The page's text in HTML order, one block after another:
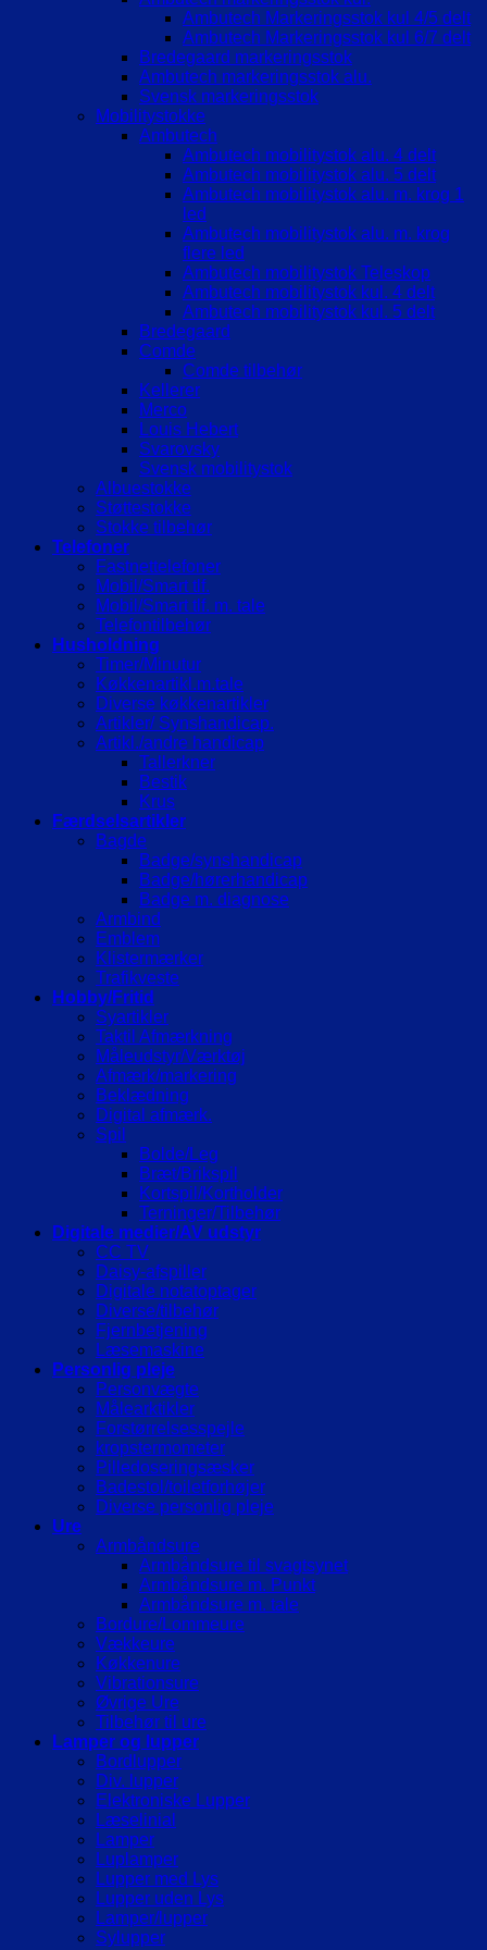
Ambutech Markeringsstok kul 4/5 delt
Ambutech Markeringsstok kul 6/7 delt
Bredegaard markeringsstok
Ambutech markeringsstok alu.
Svensk markeringsstok
Mobilitystokke
Ambutech
Ambutech mobilitystok alu. 4 delt
Ambutech mobilitystok alu. 5 delt
Ambutech mobilitystok alu. m. krog 1
led
Ambutech mobilitystok alu. m. krog
flere led
Ambutech mobilitystok Teleskop
Ambutech mobilitystok kul. 4 delt
Ambutech mobilitystok kul. 5 delt
Bredegaard
Comde
Comde tilbehør
Kellerer
Merco
Louis Hebert
Svarovsky
Svensk mobilitystok
Albuestokke
Støttestokke
Stokke tilbehør
Telefoner
Fastnettelefoner
Mobil/Smart tlf.
Mobil/Smart tlf. m. tale
Telefontilbehør
Husholdning
Timer/Minutur
Køkkenartikl.m.tale
Diverse køkkenartikler
Artikler/ Synshandicap.
Artikl./andre handicap
Tallerkner
Bestik
Krus
Færdselsartikler
Bagde
Badge/synshandicap
Badge/hørerhandicap
Badge m. diagnose
Armbind
Emblem
Klistermærker
Trafikveste
Hobby/Fritid
Syartikler
Taktil Afmærkning
Måleudstyr/Værktøj
Afmærk/markering
Beklædning
Digital afmærk.
Spil
Bolde/Leg
Bræt/Brikspil
Kortspil/Kortholder
Terninger/Tilbehør
Digitale medier/AV udstyr
CC TV
Daisy-afspiller
Digitale notatoptager
Diverse/tilbehør
Fjernbetjening
Læsemaskine
Personlig pleje
Personvægte
Målearktikler
Forstørrelsesspejle
kropstermometer
Pilledoseringsæsker
Badestol/toiletforhøjer
Diverse personlig pleje
Ure
Armbåndsure
Armbåndsure til svagtsynet
Armbåndsure m. Punkt
Armbåndsure m. tale
Bordure/Lommeure
Vækkeure
Køkkenure
Vibrationsure
Øvrige Ure
Tilbehør til ure
Lamper og lupper
Bordlupper
Div. lupper
Elektroniske Lupper
Læselinial
Lamper
Luplamper
Lupper med Lys
Lupper uden Lys
Lamper/lupper
Sylupper